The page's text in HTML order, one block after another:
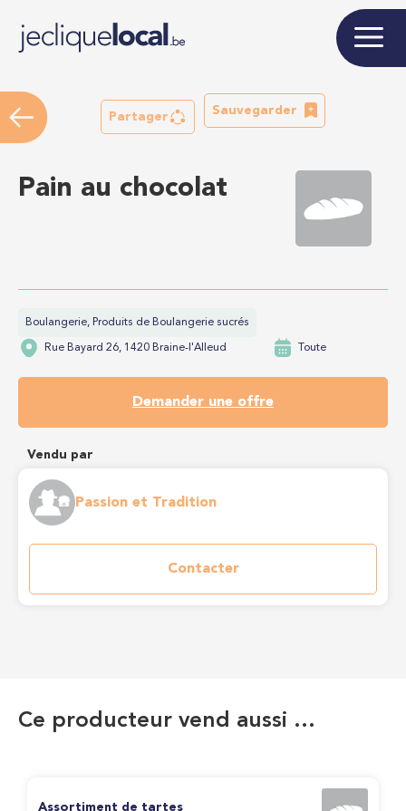
Partager
Sauvegarder
Pain au chocolat
Boulangerie, Produits de Boulangerie sucrés
Rue Bayard 26, 1420 Braine-l'Alleud Toute
Demander une offre
Vendu par
Passion et Tradition
Contacter
Ce producteur vend aussi …
Assortiment de tartes